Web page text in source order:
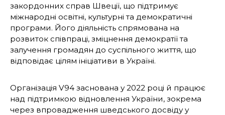
закордонних справ Швеції, що підтримує
міжнародні освітні, культурні та демократичні
програми. Його діяльність спрямована на
розвиток співпраці, зміцнення демократії та
залучення громадян до суспільного життя, що
відповідає цілям ініціативи в Україні.
Організація V94 заснована у 2022 році й працює
над підтримкою відновлення України, зокрема
через впровадження шведського досвіду у